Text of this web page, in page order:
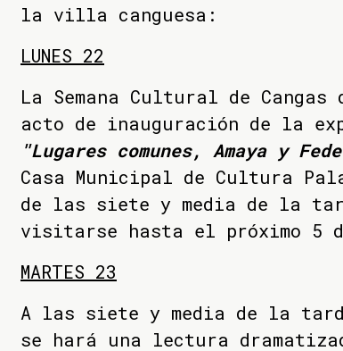
la villa canguesa:
LUNES 22
La Semana Cultural de
acto de inauguración de la
"Lugares comunes, Amaya y
Casa Municipal de Cultura
de las siete y media de la
visitarse hasta el próximo 5
MARTES 23
A las siete y media de la
se hará una lectura